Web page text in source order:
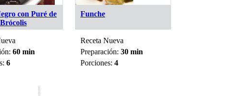
con Puré de
60 min
6
Funche
Receta Nueva
Preparación: 30 min
Porciones: 4